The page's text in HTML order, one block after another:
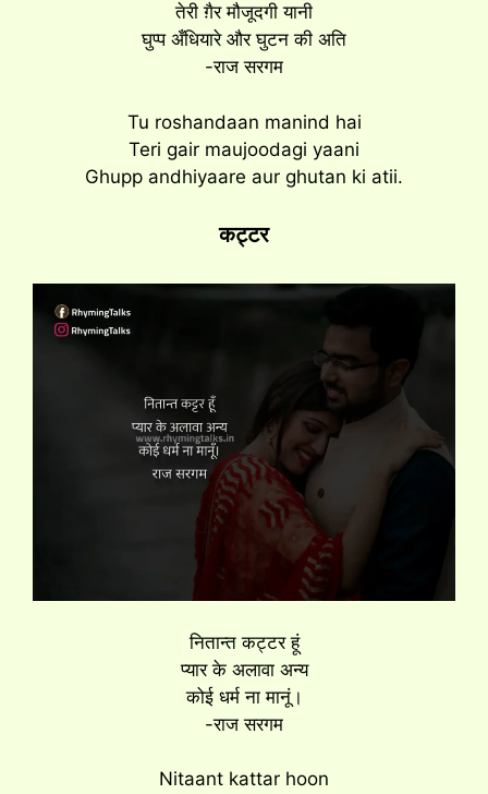
तेरी ग़ैर मौजूदगी यानी
घुप्प अँधियारे और घुटन की अति
-राज सरगम
Tu roshandaan manind hai
Teri gair maujoodagi yaani
Ghupp andhiyaare aur ghutan ki atii.
कट्टर
नितान्त कट्टर हूं
प्यार के अलावा अन्य
कोई धर्म ना मानूं।
-राज सरगम
Nitaant kattar hoon